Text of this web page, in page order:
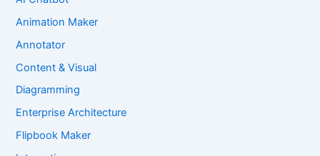
Animation Maker
Annotator
Content & Visual
Diagramming
Enterprise Architecture
Flipbook Maker